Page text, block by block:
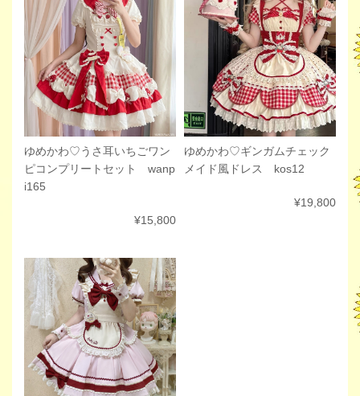
ゆめかわ♡うさ耳いちごワン
ピコンプリートセット wanp
i165
¥15,800
ゆめかわ♡ギンガムチェック
メイド風ドレス kos12
¥19,800